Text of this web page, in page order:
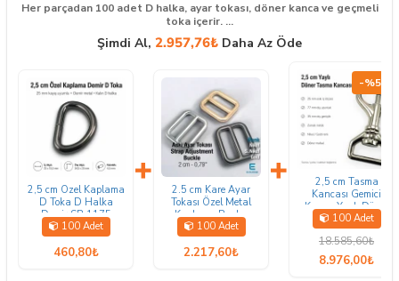
Her parçadan 100 adet D halka, ayar tokası, döner kanca ve geçmeli
toka içerir. ...
Şimdi Al, 2.957,76₺ Daha Az Öde
2,5 cm Özel Kaplama
D Toka D Halka
Demir SB 1175
100 Adet
460,80₺
+
2.5 cm Kare Ayar
Tokası Özel Metal
Kaplama Renk -
Tasma Ayar Tokası S
20386
100 Adet
2.217,60₺
+
-%52
2,5 cm Tasma
Kancası Gemici
Kanca Yaylı Döner
Kanca Özel Metal
Kaplama GZ0025TS
100 Adet
18.585,60₺
8.976,00₺